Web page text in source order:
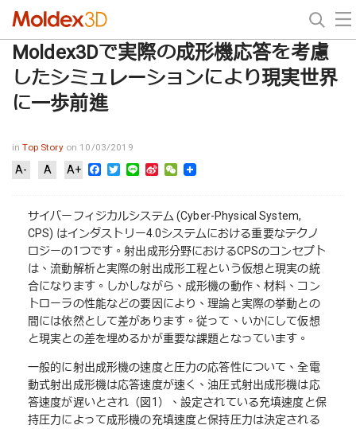
Moldex3Dで実際の成形機応答を考慮
したシミュレーションにより現実世界
に一歩前進
inTop Story on 10/03/2019
A- A A+ Facebook
Twitter
Line Sina WeChat
サイバーフィジカルシステム (Cyber-Physical System,
CPS) はインダストリー4.0システムにおける重要なテクノ
ロジーの1つです。射出成形分野におけるCPSのコンセプト
は、流動解析と実際の射出成形工程という仮想と現実の統
合になります。しかしながら、成形機の動作、材料、コン
トローラの性能などの要因により、理論と実際の挙動との
間には依然として差があります。従って、いかにして仮想
と現実との差を埋めるかが重要な課題となっています。
一般的に射出成形機の速度と圧力の応答性について、全電
動式射出成形機は応答速度が速く、油圧式射出成形機は応
答速度が遅いとされ（図1）、設定されている充填速度と保
持圧力によって成形機の充填速度と保持圧力は決定される